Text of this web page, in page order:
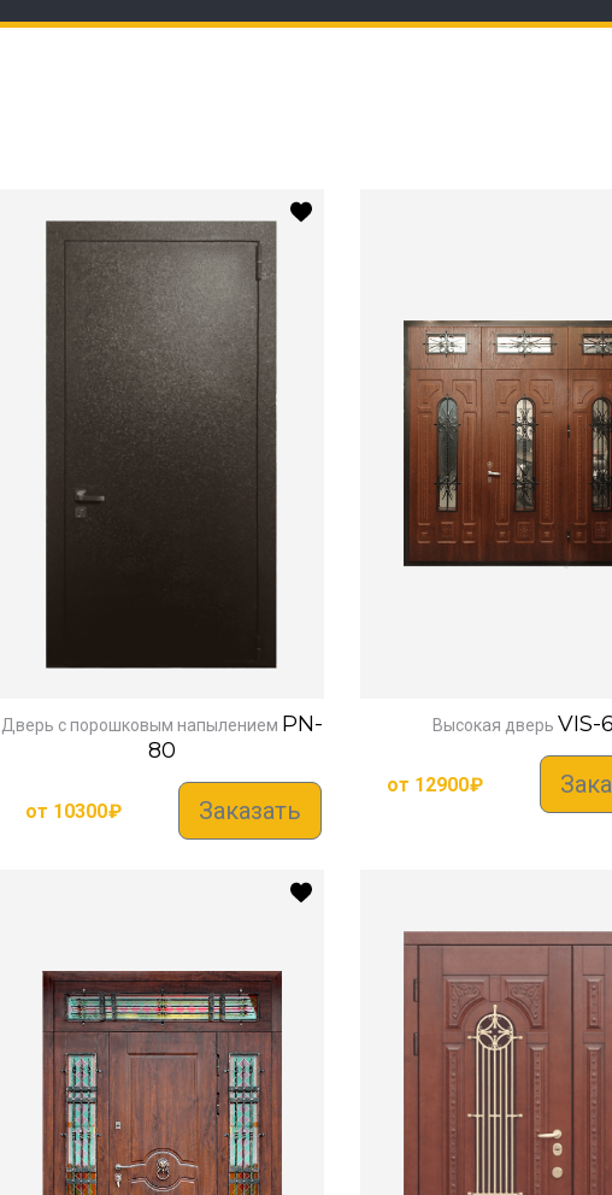
Дверь с порошковым напылением PN-
80
от 10300₽ Заказать
Высокая дверь VIS-6
от 12900₽